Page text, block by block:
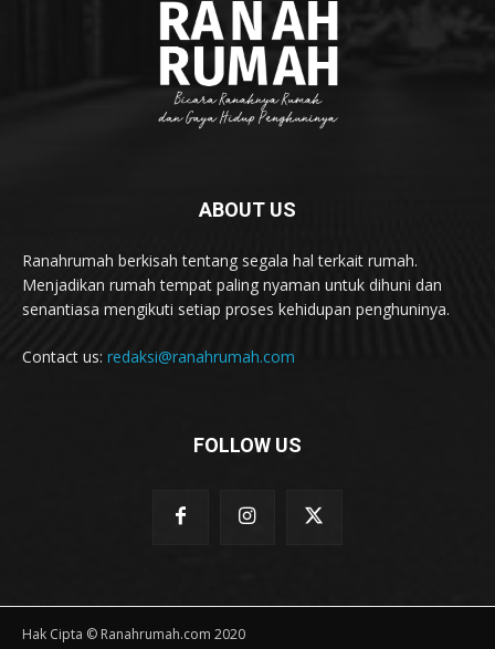
ABOUT US
Ranahrumah berkisah tentang segala hal terkait rumah.
Menjadikan rumah tempat paling nyaman untuk dihuni dan
senantiasa mengikuti setiap proses kehidupan penghuninya.
Contact us: redaksi@ranahrumah.com
FOLLOW US
Hak Cipta © Ranahrumah.com 2020